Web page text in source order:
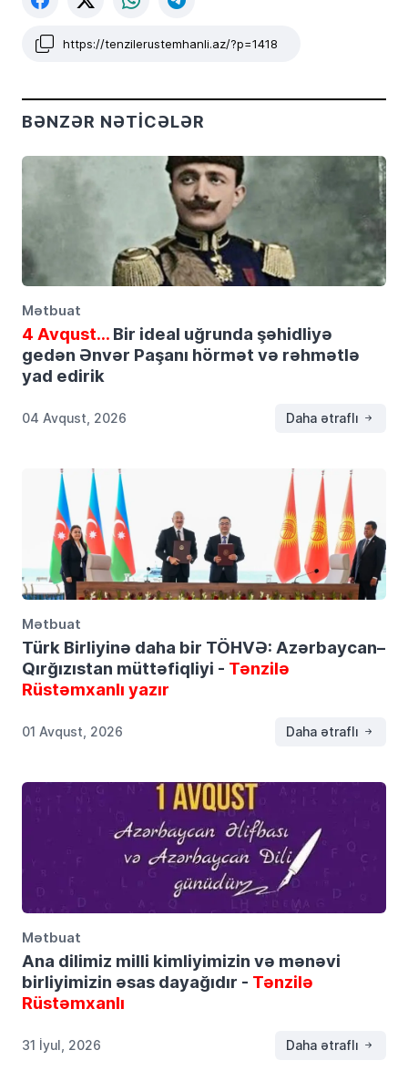
https://tenzilerustemhanli.az/?p=1418
BƏNZƏR NƏTICƏLƏR
Mətbuat
4 Avqust…Bir ideal uğrunda şəhidliyə
gedən Ənvər Paşanı hörmət və rəhmətlə
yad edirik
04 Avqust, 2026 Daha ətraflı
Mətbuat
Türk Birliyinə daha bir TÖHVƏ: Azərbaycan–
Qırğızıstan müttəfiqliyi - Tənzilə
Rüstəmxanlı yazır
01 Avqust, 2026 Daha ətraflı
Mətbuat
Ana dilimiz milli kimliyimizin və mənəvi
birliyimizin əsas dayağıdır - Tənzilə
Rüstəmxanlı
31 İyul, 2026 Daha ətraflı